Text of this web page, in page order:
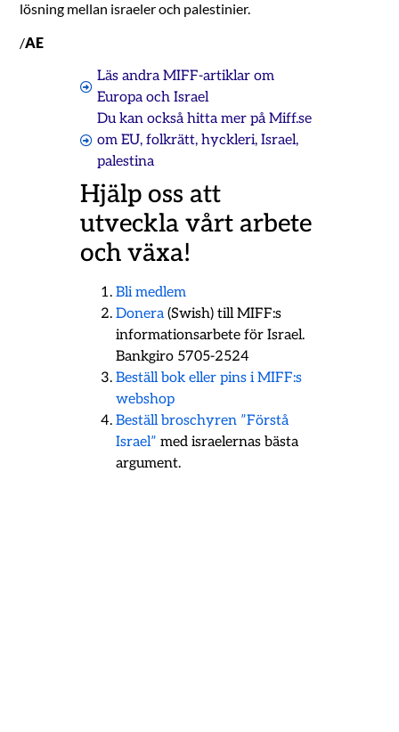
lösning mellan israeler och palestinier.
/AE
Läs andra MIFF-artiklar om
Europa och Israel
Du kan också hitta mer på Miff.se
om EU, folkrätt, hyckleri, Israel,
palestina
Hjälp oss att
utveckla vårt arbete
och växa!
Bli medlem
Donera(Swish) till MIFF:s
informationsarbete för Israel.
Bankgiro 5705-2524
Beställ bok eller pins i MIFF:s
webshop
Beställ broschyren ”Förstå
Israel” med israelernas bästa
argument.